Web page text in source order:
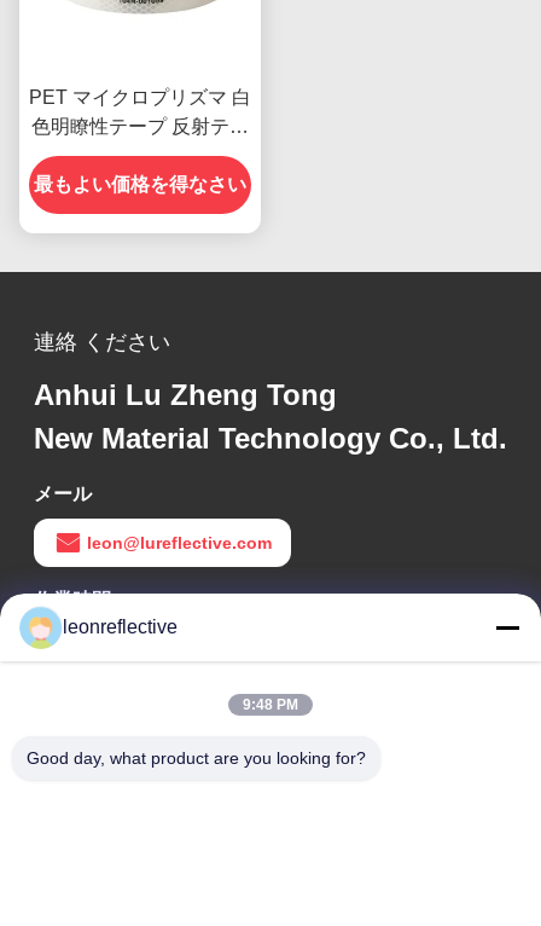
PET マイクロプリズマ 白
色明瞭性テープ 反射テー
プ 車両用 ECE 認証
最もよい価格を得なさい
連絡 ください
Anhui Lu Zheng Tong
New Material Technology Co., Ltd.
メール
leon@lureflective.com
作業時間
9:00-18:00
2階,D2ビル,黄井科学技術公園,ハイテクゾーン,河北,安??,中国
leonreflective
9:48 PM
Good day, what product are you looking for?